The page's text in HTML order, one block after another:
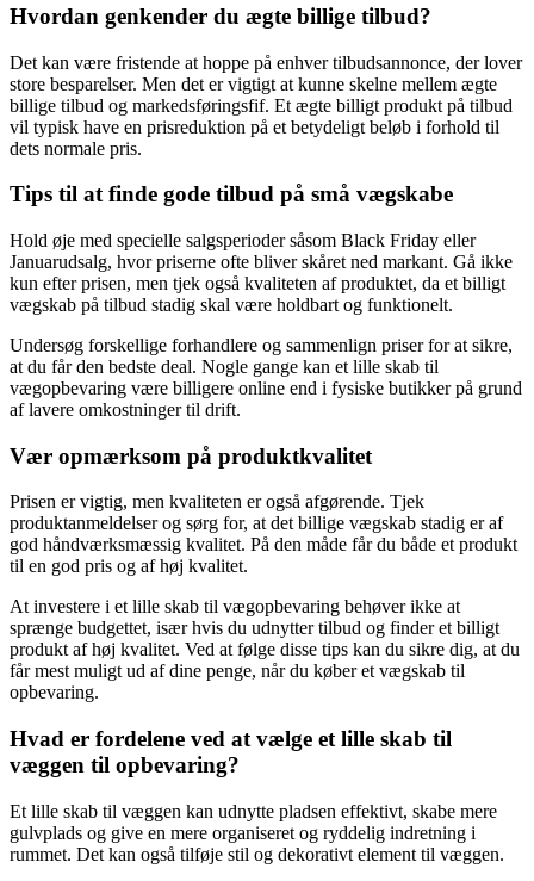
Hvordan genkender du ægte billige tilbud?
Det kan være fristende at hoppe på enhver tilbudsannonce, der lover
store besparelser. Men det er vigtigt at kunne skelne mellem ægte
billige tilbud og markedsføringsfif. Et ægte billigt produkt på tilbud
vil typisk have en prisreduktion på et betydeligt beløb i forhold til
dets normale pris.
Tips til at finde gode tilbud på små vægskabe
Hold øje med specielle salgsperioder såsom Black Friday eller
Januarudsalg, hvor priserne ofte bliver skåret ned markant. Gå ikke
kun efter prisen, men tjek også kvaliteten af produktet, da et billigt
vægskab på tilbud stadig skal være holdbart og funktionelt.
Undersøg forskellige forhandlere og sammenlign priser for at sikre,
at du får den bedste deal. Nogle gange kan et lille skab til
vægopbevaring være billigere online end i fysiske butikker på grund
af lavere omkostninger til drift.
Vær opmærksom på produktkvalitet
Prisen er vigtig, men kvaliteten er også afgørende. Tjek
produktanmeldelser og sørg for, at det billige vægskab stadig er af
god håndværksmæssig kvalitet. På den måde får du både et produkt
til en god pris og af høj kvalitet.
At investere i et lille skab til vægopbevaring behøver ikke at
sprænge budgettet, især hvis du udnytter tilbud og finder et billigt
produkt af høj kvalitet. Ved at følge disse tips kan du sikre dig, at du
får mest muligt ud af dine penge, når du køber et vægskab til
opbevaring.
Hvad er fordelene ved at vælge et lille skab til
væggen til opbevaring?
Et lille skab til væggen kan udnytte pladsen effektivt, skabe mere
gulvplads og give en mere organiseret og ryddelig indretning i
rummet. Det kan også tilføje stil og dekorativt element til væggen.